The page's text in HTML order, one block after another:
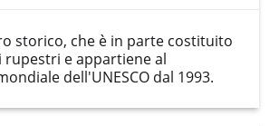
storico, che è in parte costituito
rupestri e appartiene al
dell'UNESCO dal 1993.